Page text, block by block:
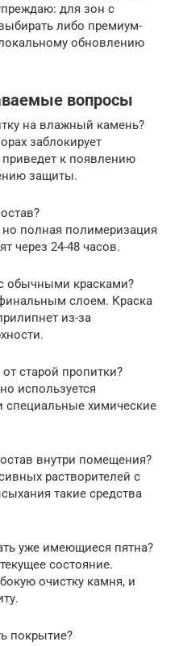
для зон с
либо премиум-
обновлению
вопросы
на влажный камень?
заблокирует
приведет к появлению
защиты.
полная полимеризация
через 24-48 часов.
обычными красками?
слоем. Краска
из-за
старой пропитки?
используется
специальные химические
внутри помещения?
растворителей с
такие средства
уже имеющиеся пятна?
состояние.
очистку камня, и
покрытие?